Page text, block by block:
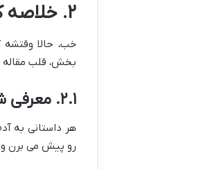
۲. خلاصه کامل و فصل به فصل داستان انگشتر بدلی
خب، حالا وقتشه
بخش، قلب
۲.۱. معرفی شخصیت های اصلی و فرعی
هر داستانی به
رو پیش می برن